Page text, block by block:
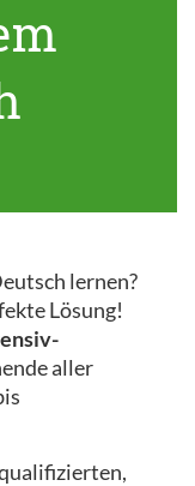
lernen?
Lösung!
aller